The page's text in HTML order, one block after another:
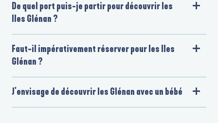
De quel port puis-je partir pour découvrir les
Iles Glénan ?
Faut-il impérativement réserver pour les Iles
Glénan ?
J'envisage de découvrir les Glénan avec un bébé